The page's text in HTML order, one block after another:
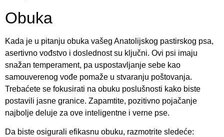
Obuka
Kada je u pitanju obuka vašeg Anatolijskog pastirskog psa,
asertivno vođstvo i doslednost su ključni. Ovi psi imaju
snažan temperament, pa uspostavljanje sebe kao
samouverenog vođe pomaže u stvaranju poštovanja.
Trebaćete se fokusirati na obuku poslušnosti kako biste
postavili jasne granice. Zapamtite, pozitivno pojačanje
najbolje deluje za ove inteligentne i verne pse.
Da biste osigurali efikasnu obuku, razmotrite sledeće: